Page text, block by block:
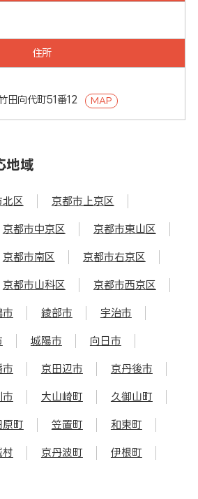
住所
田向代町51番12
MAP
地域
北区 京都市上京区
京都市中京区 京都市東山区
京都市南区 京都市右京区
京都市山科区 京都市西京区
市 綾部市 宇治市
城陽市 向日市
市 京田辺市 京丹後市
市 大山崎町 久御山町
原町 笠置町 和束町
村 京丹波町 伊根町